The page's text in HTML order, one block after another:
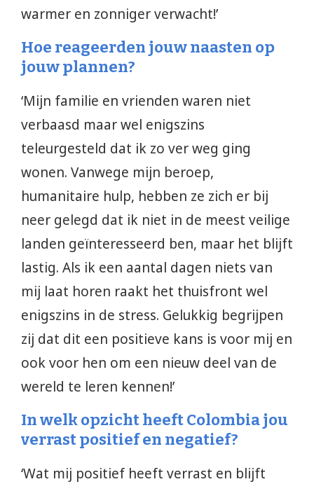
warmer en zonniger verwacht!’
Hoe reageerden jouw naasten op
jouw plannen?
‘Mijn familie en vrienden waren niet
verbaasd maar wel enigszins
teleurgesteld dat ik zo ver weg ging
wonen. Vanwege mijn beroep,
humanitaire hulp, hebben ze zich er bij
neer gelegd dat ik niet in de meest veilige
landen geïnteresseerd ben, maar het blijft
lastig. Als ik een aantal dagen niets van
mij laat horen raakt het thuisfront wel
enigszins in de stress. Gelukkig begrijpen
zij dat dit een positieve kans is voor mij en
ook voor hen om een nieuw deel van de
wereld te leren kennen!’
In welk opzicht heeft Colombia jou
verrast positief en negatief?
‘Wat mij positief heeft verrast en blijft